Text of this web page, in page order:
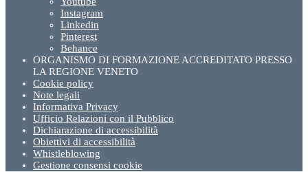
Instagram
Linkedin
Pinterest
Behance
ORGANISMO DI FORMAZIONE ACCREDITATO PRESSO
LA REGIONE VENETO
Cookie policy
Note legali
Informativa Privacy
Ufficio Relazioni con il Pubblico
Dichiarazione di accessibilità
Obiettivi di accessibilità
Whistleblowing
Gestione consensi cookie